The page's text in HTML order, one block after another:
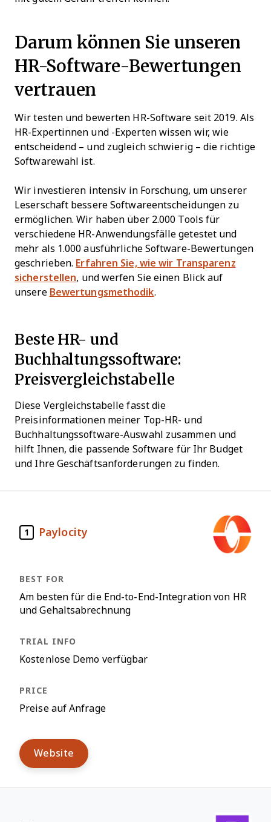
Darum können Sie unseren
HR-Software-Bewertungen
vertrauen
Wir testen und bewerten HR-Software seit 2019. Als
HR-Expertinnen und -Experten wissen wir, wie
entscheidend – und zugleich schwierig – die richtige
Softwarewahl ist.
Wir investieren intensiv in Forschung, um unserer
Leserschaft bessere Softwareentscheidungen zu
ermöglichen. Wir haben über 2.000 Tools für
verschiedene HR-Anwendungsfälle getestet und
mehr als 1.000 ausführliche Software-Bewertungen
geschrieben. Erfahren Sie, wie wir Transparenz
sicherstellen, und werfen Sie einen Blick auf
unsere Bewertungsmethodik.
Beste HR- und
Buchhaltungssoftware:
Preisvergleichstabelle
Diese Vergleichstabelle fasst die
Preisinformationen meiner Top-HR- und
Buchhaltungssoftware-Auswahl zusammen und
hilft Ihnen, die passende Software für Ihr Budget
und Ihre Geschäftsanforderungen zu finden.
1 Paylocity
Am besten für die End-to-End-Integration von HR
und Gehaltsabrechnung
Kostenlose Demo verfügbar
Preise auf Anfrage
Website